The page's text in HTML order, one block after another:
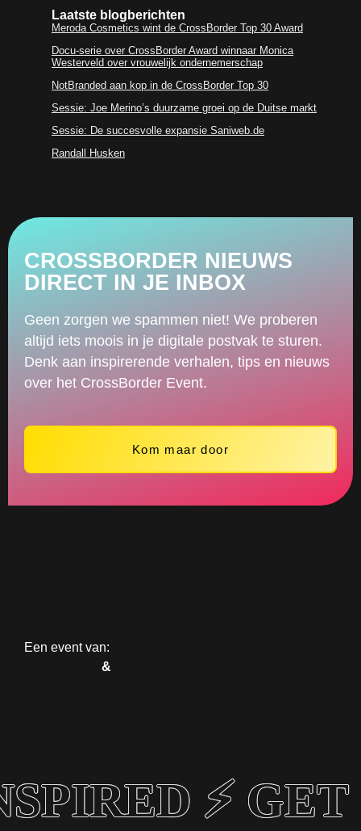
Laatste blogberichten
Meroda Cosmetics wint de CrossBorder Top 30 Award
Docu-serie over CrossBorder Award winnaar Monica
Westerveld over vrouwelijk ondernemerschap
NotBranded aan kop in de CrossBorder Top 30
Sessie: Joe Merino’s duurzame groei op de Duitse markt
Sessie: De succesvolle expansie Saniweb.de
Randall Husken
CROSSBORDER NIEUWS
DIRECT IN JE INBOX
Geen zorgen we spammen niet! We proberen
altijd iets moois in je digitale postvak te sturen.
Denk aan inspirerende verhalen, tips en nieuws
over het CrossBorder Event.
Kom maar door
Een event van:
&
⚡